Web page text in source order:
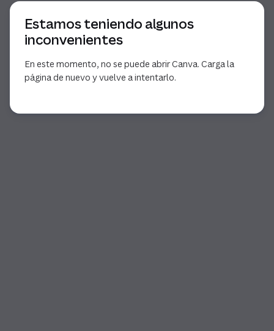
Estamos teniendo algunos
inconvenientes
En este momento, no se puede abrir Canva. Carga la
página de nuevo y vuelve a intentarlo.